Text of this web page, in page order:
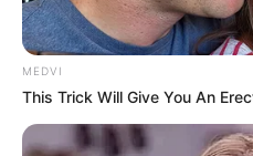
MEDVI
This Trick Will Give You An